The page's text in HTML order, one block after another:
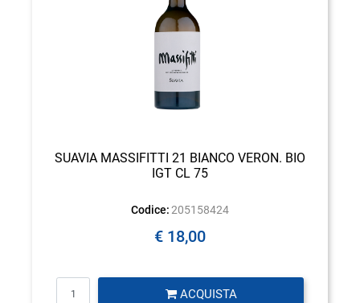
SUAVIA MASSIFITTI 21 BIANCO VERON. BIO
IGT CL 75
Codice: 205158424
€ 18,00
ACQUISTA